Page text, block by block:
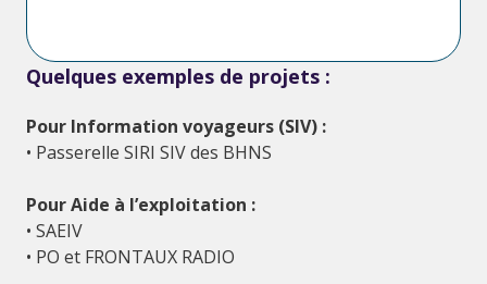
Quelques exemples de projets :
Pour Information voyageurs (SIV) :
• Passerelle SIRI SIV des BHNS
Pour Aide à l’exploitation :
• SAEIV
• PO et FRONTAUX RADIO